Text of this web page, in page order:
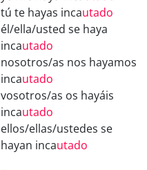
tú te hayas incautado
él/ella/usted se haya
incautado
nosotros/as nos hayamos
incautado
vosotros/as os hayáis
incautado
ellos/ellas/ustedes se
hayan incautado